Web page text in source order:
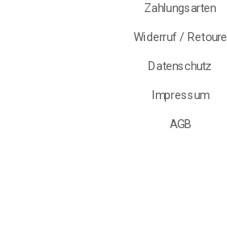
Zahlungsarten
Widerruf / Retoure
Datenschutz
Impressum
AGB